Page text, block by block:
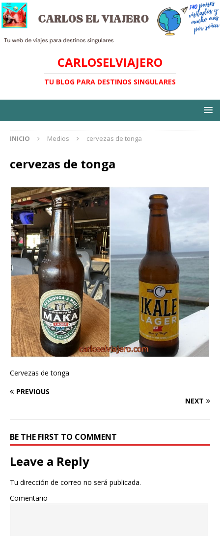
CARLOSELVIAJERO
TU BLOG PARA DESTINOS SINGULARES
INICIO Medios cervezas de tonga
cervezas de tonga
Cervezas de tonga
PREVIOUS
NEXT
BE THE FIRST TO COMMENT
Leave a Reply
Tu dirección de correo no será publicada.
Comentario